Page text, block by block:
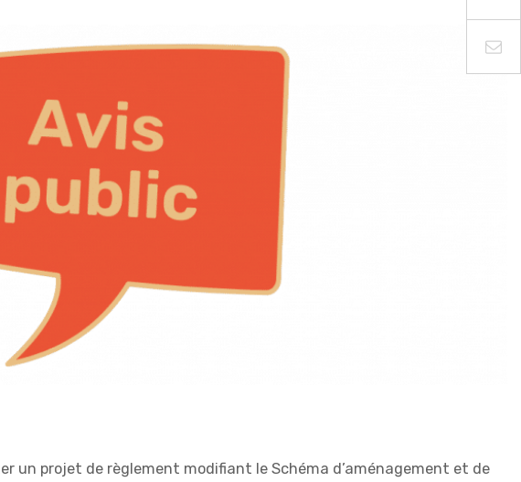
un projet de règlement modifiant le Schéma d’aménagement et de